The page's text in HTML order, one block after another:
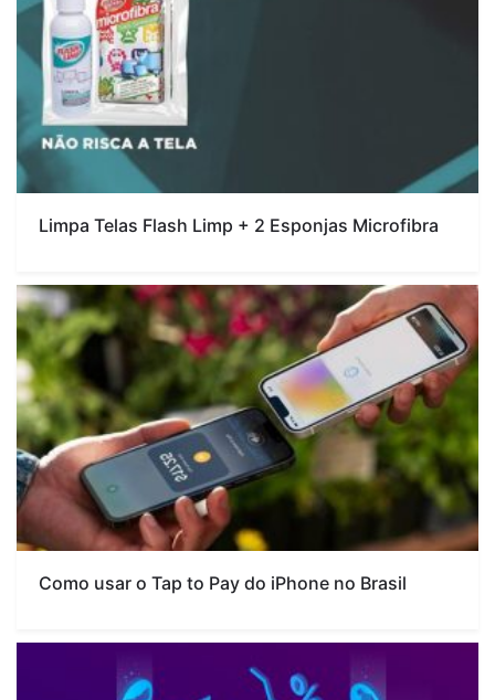
Limpa Telas Flash Limp + 2 Esponjas Microfibra
Como usar o Tap to Pay do iPhone no Brasil